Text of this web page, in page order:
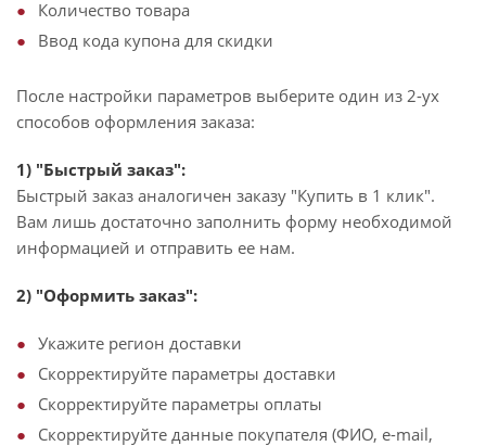
Количество товара
Ввод кода купона для скидки
После настройки параметров выберите один из 2-ух
способов оформления заказа:
1) "Быстрый заказ":
Быстрый заказ аналогичен заказу "Купить в 1 клик".
Вам лишь достаточно заполнить форму необходимой
информацией и отправить ее нам.
2) "Оформить заказ":
Укажите регион доставки
Скорректируйте параметры доставки
Скорректируйте параметры оплаты
Скорректируйте данные покупателя (ФИО, e-mail,